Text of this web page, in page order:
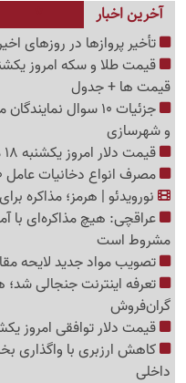
آخرین اخبار
تأخیر پروازها در روزهای
قیمت ها + جدول
جزئیات 10 سوال
و شهرسازی
قیمت دلار امروز یکشنبه 18 مرداد 1405؛ عقب‌نشینی یورو
مصرف انواع دخانیات عامل 40 درصد سرطان‌ها در ایران است
نورویدئو | هرمز؛ مذاکره
عراقچی: هیچ مذاکره‌ای با
مشروط است
تصویب مواد جدید لایحه
تعرفه اینترنت جنجالی
گرا‌ن‌فروش
قیمت دلار توافقی امروز یکشنبه 18 مرداد 1405؛ دلار
کاهش ارزبری با واگذاری
داخلی